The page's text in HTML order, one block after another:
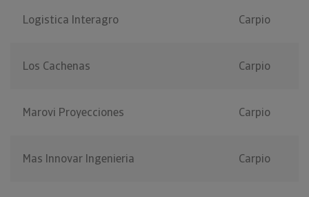
Logistica Interagro Carpio
Los Cachenas Carpio
Marovi Proyecciones Carpio
Mas Innovar Ingenieria Carpio